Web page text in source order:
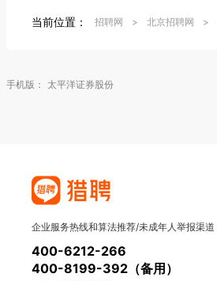
当前位置： 招聘网 > 北京招聘网 >
手机版： 太平洋证券股份